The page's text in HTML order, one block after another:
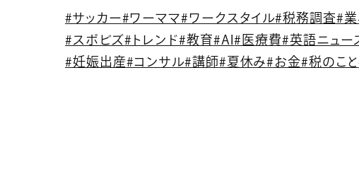
#サッカー#ワーママ#ワークスタイル#税務調査#
#スポビズ#トレンド#教育#AI#医療費#英語ニュー
#妊娠出産#コンサル#講師#夏休み#お金#税のこと